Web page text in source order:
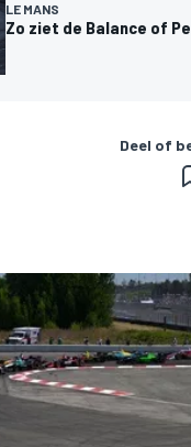
LE MANS
Zo ziet de Balance of
Deel of